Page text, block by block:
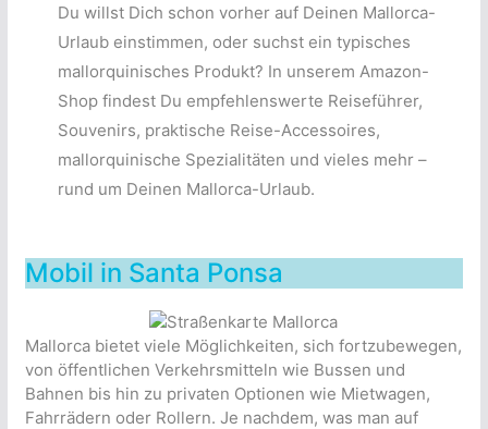
Du willst Dich schon vorher auf Deinen Mallorca-
Urlaub einstimmen, oder suchst ein typisches
mallorquinisches Produkt? In unserem Amazon-
Shop findest Du empfehlenswerte Reiseführer,
Souvenirs, praktische Reise-Accessoires,
mallorquinische Spezialitäten und vieles mehr –
rund um Deinen Mallorca-Urlaub.
Mobil in Santa Ponsa
Mallorca bietet viele Möglichkeiten, sich fortzubewegen,
von öffentlichen Verkehrsmitteln wie Bussen und
Bahnen bis hin zu privaten Optionen wie Mietwagen,
Fahrrädern oder Rollern. Je nachdem, was man auf